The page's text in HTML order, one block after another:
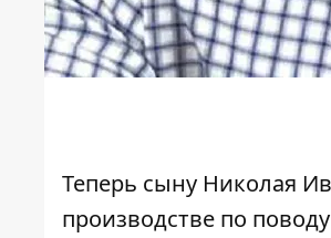
Теперь сыну Николая
производстве по